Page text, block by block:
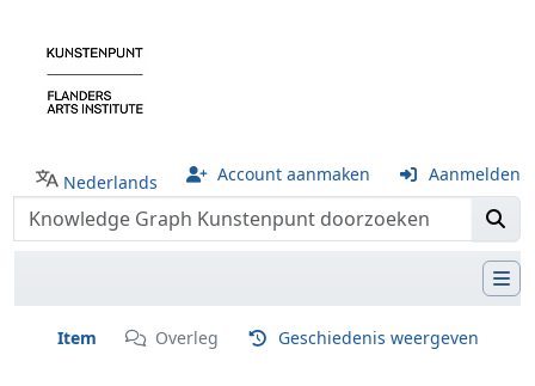
Nederlands Account aanmaken Aanmelden
Item Overleg Geschiedenis weergeven